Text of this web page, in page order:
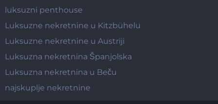
luksuzni penthouse
Luksuzne nekretnine u Kitzbühelu
Luksuzne nekretnine u Austriji
Luksuzna nekretnina Španjolska
Luksuzna nekretnina u Beču
najskuplje nekretnine